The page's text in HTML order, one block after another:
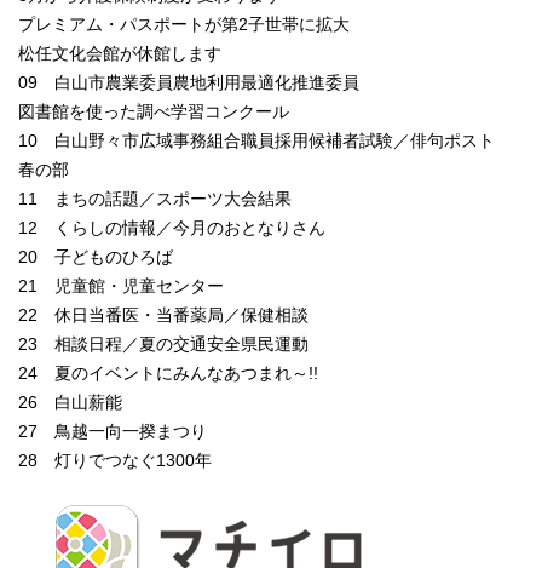
プレミアム・パスポートが第2子世帯に拡大
松任文化会館が休館します
09 白山市農業委員農地利用最適化推進委員
図書館を使った調べ学習コンクール
10 白山野々市広域事務組合職員採用候補者試験／俳句ポスト
春の部
11 まちの話題／スポーツ大会結果
12 くらしの情報／今月のおとなりさん
20 子どものひろば
21 児童館・児童センター
22 休日当番医・当番薬局／保健相談
23 相談日程／夏の交通安全県民運動
24 夏のイベントにみんなあつまれ～!!
26 白山薪能
27 鳥越一向一揆まつり
28 灯りでつなぐ1300年